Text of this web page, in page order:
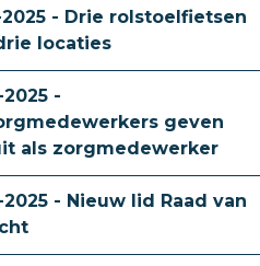
2025 - Drie rolstoelfietsen
locaties
-
geven
als zorgmedewerker
2025 - Nieuw lid Raad van